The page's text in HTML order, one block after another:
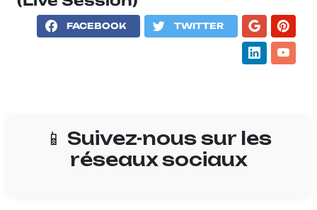
FACEBOOK TWITTER
📱 Suivez-nous sur les
réseaux sociaux